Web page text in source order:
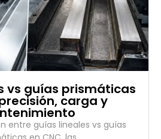
vs guías prismáticas
carga y
entre guías lineales vs guías